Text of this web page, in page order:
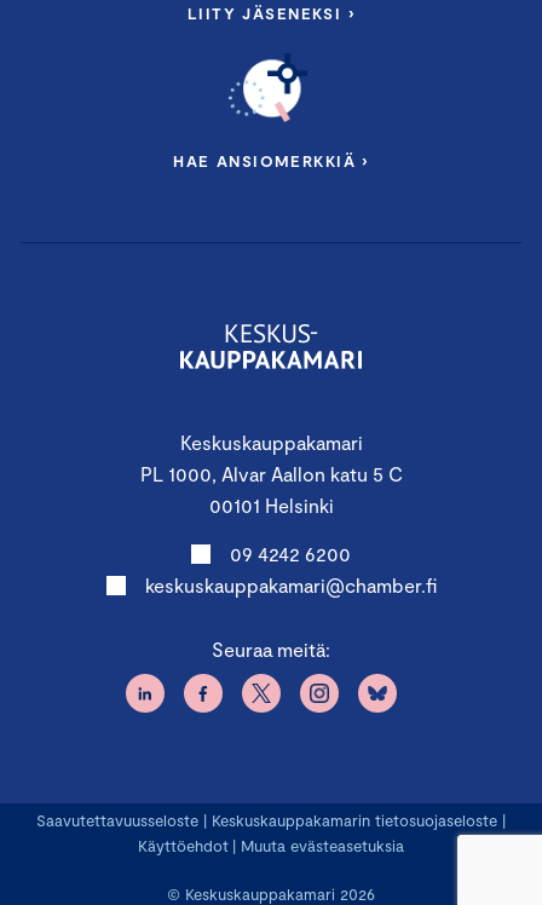
Keskuskauppakamari
PL 1000, Alvar Aallon katu 5 C
00101 Helsinki
09 4242 6200
keskuskauppakamari@chamber.fi
Seuraa meitä:
LIITY JÄSENEKSI ›
HAE ANSIOMERKKIÄ ›
© Keskuskauppakamari 2026
Saavutettavuusseloste | Keskuskauppakamarin tietosuojaseloste |
Käyttöehdot | Muuta evästeasetuksia